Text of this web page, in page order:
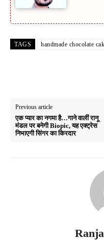
TAGS handmade chocolate
Previous article
एक प्यार का नगमा है…गाने वालीं रानू
मंडल पर बनेगी ‌Biopic, यह एक्ट्रेस
निभाएगी सिंगर का किरदार